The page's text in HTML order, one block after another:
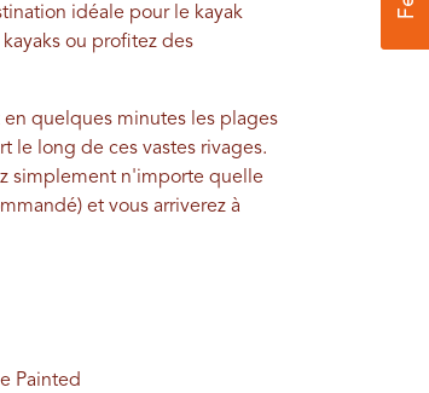
idéale pour le kayak
ou profitez des
quelques minutes les plages
le long de ces vastes rivages.
simplement n'importe quelle
et vous arriverez à
Painted